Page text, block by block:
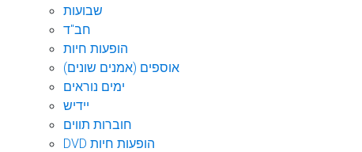
שבועות
חב"ד
הופעות חיות
אוספים (אמנים שונים)
ימים נוראים
יידיש
חוברות תווים
DVD הופעות חיות